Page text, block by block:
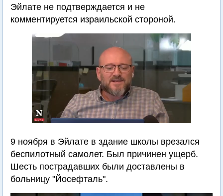
Эйлате не подтверждается и не
комментируется израильской стороной.
9 ноября в Эйлате в здание школы врезался
беспилотный самолет. Был причинен ущерб.
Шесть пострадавших были доставлены в
больницу "Йосефталь".